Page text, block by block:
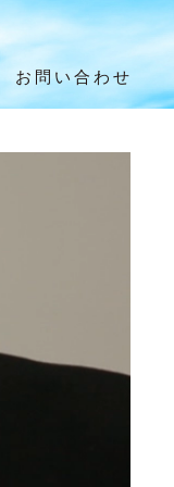
お問い合わせ